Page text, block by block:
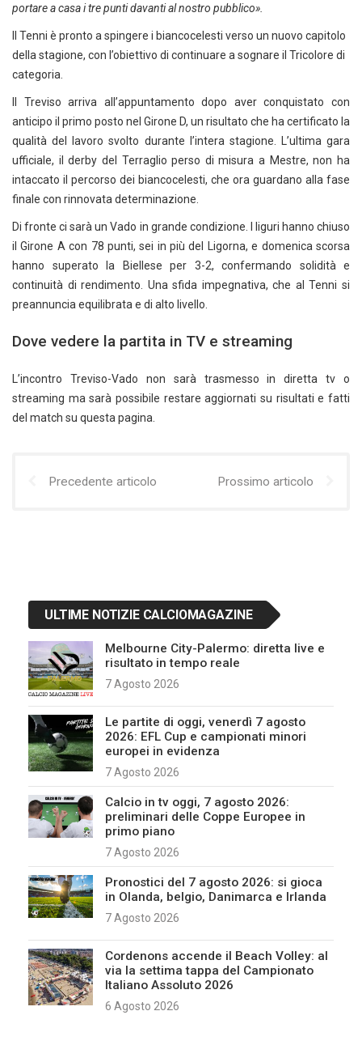
portare a casa i tre punti davanti al nostro pubblico».
Il Tenni è pronto a spingere i biancocelesti verso un nuovo capitolo
della stagione, con l’obiettivo di continuare a sognare il Tricolore di
categoria.
Il Treviso arriva all’appuntamento dopo aver conquistato con
anticipo il primo posto nel Girone D, un risultato che ha certificato la
qualità del lavoro svolto durante l’intera stagione. L’ultima gara
ufficiale, il derby del Terraglio perso di misura a Mestre, non ha
intaccato il percorso dei biancocelesti, che ora guardano alla fase
finale con rinnovata determinazione.
Di fronte ci sarà un Vado in grande condizione. I liguri hanno chiuso
il Girone A con 78 punti, sei in più del Ligorna, e domenica scorsa
hanno superato la Biellese per 3-2, confermando solidità e
continuità di rendimento. Una sfida impegnativa, che al Tenni si
preannuncia equilibrata e di alto livello.
Dove vedere la partita in TV e streaming
L’incontro Treviso-Vado non sarà trasmesso in diretta tv o
streaming ma sarà possibile restare aggiornati su risultati e fatti
del match su questa pagina.
Precedente articolo Prossimo articolo
ULTIME NOTIZIE CALCIOMAGAZINE
Melbourne City-Palermo: diretta live e
risultato in tempo reale
7 Agosto 2026
Le partite di oggi, venerdì 7 agosto
2026: EFL Cup e campionati minori
europei in evidenza
7 Agosto 2026
Calcio in tv oggi, 7 agosto 2026:
preliminari delle Coppe Europee in
primo piano
7 Agosto 2026
Pronostici del 7 agosto 2026: si gioca
in Olanda, belgio, Danimarca e Irlanda
7 Agosto 2026
Cordenons accende il Beach Volley: al
via la settima tappa del Campionato
Italiano Assoluto 2026
6 Agosto 2026